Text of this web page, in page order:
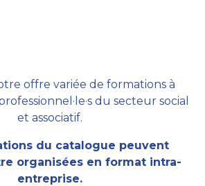
offre variée de formations à
du secteur social
et associatif.
du catalogue peuvent
organisées en format intra-
entreprise.